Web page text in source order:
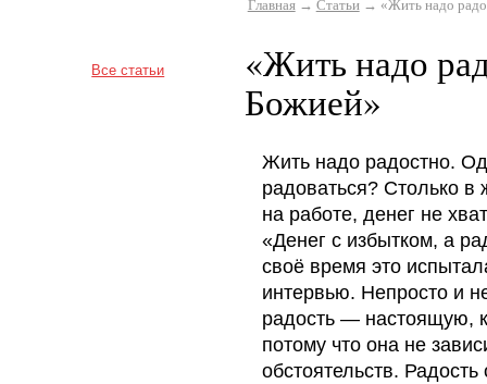
Все статьи
Главная→ Статьи→ «Жить надо
«Жить надо
Божией»
Жить надо радостно.
радоваться? Столько
на работе, денег не
«Денег с избытком, а
своё время это
интервью. Непросто и
радость — настоящую,
потому что она не
обстоятельств.